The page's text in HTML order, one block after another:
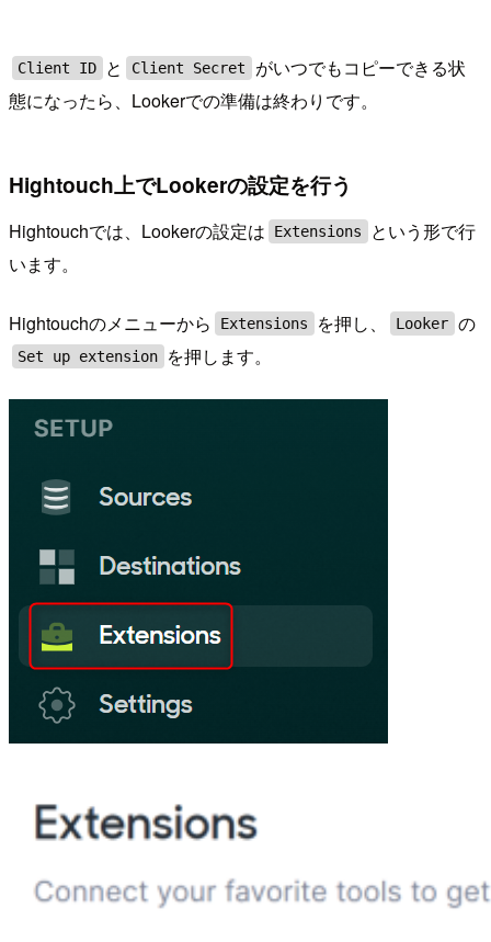
Client ID と Client Secret
がいつでもコピーできる状
態になったら、Lookerでの準備は終わりです。
Hightouch上でLookerの設定を行う
Hightouchでは、Lookerの設定は Extensions
という形で行
います。
Hightouchのメニューから Extensions を押し、 Looker の
Set up extension を押します。